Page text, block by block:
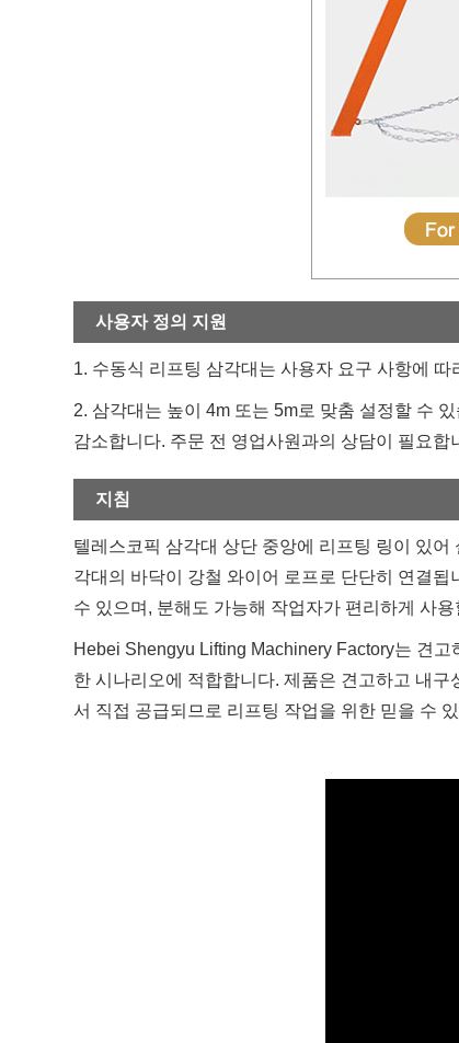
사용자 정의 지원
1. 수동식 리프팅 삼각대는 사용자 요구 사항에
2. 삼각대는 높이 4m 또는 5m로 맞춤 설정할 수
감소합니다. 주문 전 영업사원과의 상담이 필요합
지침
텔레스코픽 삼각대 상단 중앙에 리프팅 링이 있
각대의 바닥이 강철 와이어 로프로 단단히 연결
수 있으며, 분해도 가능해 작업자가 편리하게 사
Hebei Shengyu Lifting Machinery Factory는 견
한 시나리오에 적합합니다. 제품은 견고하고 내
서 직접 공급되므로 리프팅 작업을 위한 믿을 수